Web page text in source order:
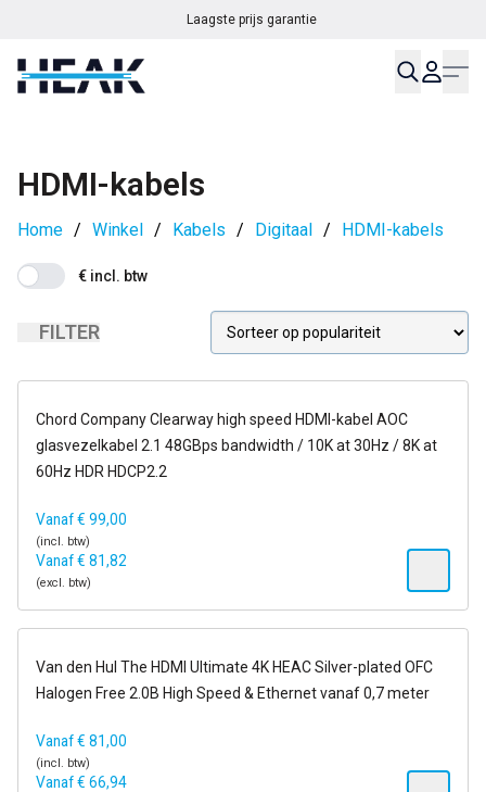
Laagste prijs garantie
HDMI-kabels
Home / Winkel / Kabels / Digitaal / HDMI-kabels
€ incl. btw
FILTER
op voorraad
Chord Company Clearway high speed HDMI-kabel AOC
glasvezelkabel 2.1 48GBps bandwidth / 10K at 30Hz / 8K at
60Hz HDR HDCP2.2
Vanaf€ 99,00
(incl. btw)
Vanaf€ 81,82
(excl. btw)
op voorraad
Van den Hul The HDMI Ultimate 4K HEAC Silver-plated OFC
Halogen Free 2.0B High Speed & Ethernet vanaf 0,7 meter
Vanaf€ 81,00
(incl. btw)
Vanaf€ 66,94